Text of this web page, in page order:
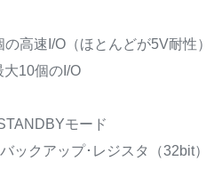
高速I/O（ほとんどが5V耐性）
10個のI/O
モード
ックアップ･レジスタ（32bit）